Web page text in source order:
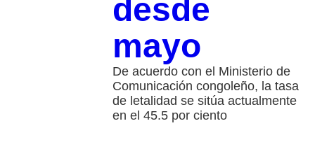
desde
mayo
De acuerdo con el Ministerio de
Comunicación congoleño, la tasa
de letalidad se sitúa actualmente
en el 45.5 por ciento